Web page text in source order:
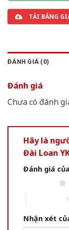
TẢI BẢNG
ĐÁNH GIÁ (0)
Đánh giá
Chưa có đánh
Hãy là
Đài Loan
Đánh giá
Nhận xét